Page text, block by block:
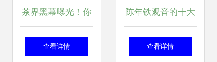
茶界黑幕曝光！你
喝下的每一口茶，
查看详情
陈年铁观音的十大
妙用 岁月沉淀的茶
查看详情